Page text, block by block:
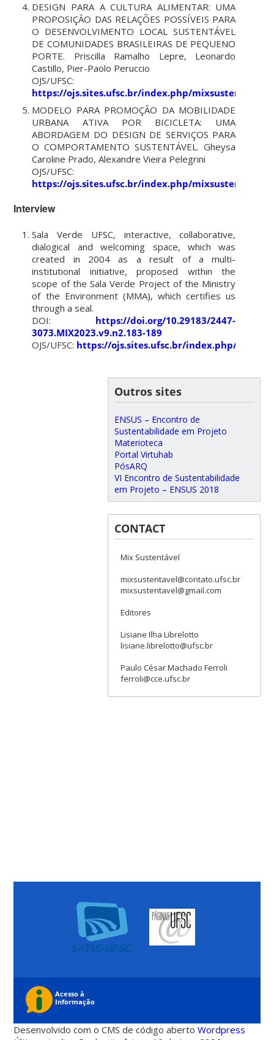
DESIGN PARA A CULTURA ALIMENTAR: UMA
PROPOSIÇÃO DAS RELAÇÕES POSSÍVEIS PARA
O DESENVOLVIMENTO LOCAL SUSTENTÁVEL
DE COMUNIDADES BRASILEIRAS DE PEQUENO
PORTE. Priscilla Ramalho Lepre, Leonardo
Castillo, Pier-Paolo Peruccio
OJS/UFSC:
https://ojs.sites.ufsc.br/index.php/mixsustentavel/
MODELO PARA PROMOÇÃO DA MOBILIDADE
URBANA ATIVA POR BICICLETA: UMA
ABORDAGEM DO DESIGN DE SERVIÇOS PARA
O COMPORTAMENTO SUSTENTÁVEL. Gheysa
Caroline Prado, Alexandre Vieira Pelegrini
OJS/UFSC:
https://ojs.sites.ufsc.br/index.php/mixsustentavel/
Interview
Sala Verde UFSC, interactive, collaborative,
dialogical and welcoming space, which was
created in 2004 as a result of a multi-
institutional initiative, proposed within the
scope of the Sala Verde Project of the Ministry
of the Environment (MMA), which certifies us
through a seal.
DOI: https://doi.org/10.29183/2447-
3073.MIX2023.v9.n2.183-189
OJS/UFSC: https://ojs.sites.ufsc.br/index.php/
Outros sites
ENSUS – Encontro de
Sustentabilidade em Projeto
Materioteca
Portal Virtuhab
PósARQ
VI Encontro de Sustentabilidade
em Projeto – ENSUS 2018
CONTACT
Mix Sustentável
mixsustentavel@contato.ufsc.br
mixsustentavel@gmail.com
Editores
Lisiane Ilha Librelotto
lisiane.librelotto@ufsc.br
Paulo César Machado Ferroli
ferroli@cce.ufsc.br
Desenvolvido com o CMS de código abertoWordpress